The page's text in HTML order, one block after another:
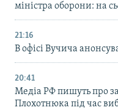
міністра оборони: на
21:16
В офісі Вучича
20:41
Медіа РФ пишуть про
Плохотнюка під час